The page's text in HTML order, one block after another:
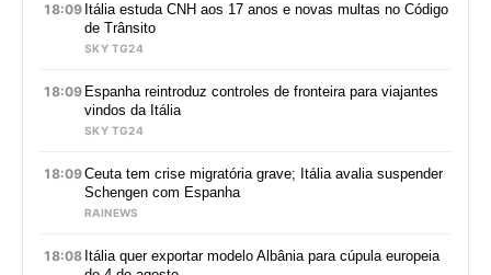
18:09 Itália estuda CNH aos 17 anos e novas multas no Código
de Trânsito
SKY TG24
18:09 Espanha reintroduz controles de fronteira para viajantes
vindos da Itália
SKY TG24
18:09Ceuta tem crise migratória grave; Itália avalia suspender
Schengen com Espanha
RAINEWS
18:08 Itália quer exportar modelo Albânia para cúpula europeia